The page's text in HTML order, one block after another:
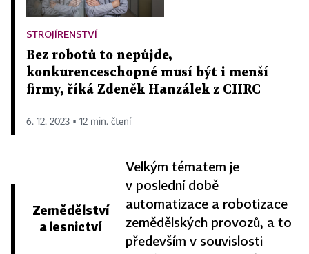
STROJÍRENSTVÍ
Bez robotů to nepůjde,
konkurenceschopné musí být i menší
firmy, říká Zdeněk Hanzálek z CIIRC
6. 12. 2023 ▪ 12 min. čtení
Zemědělství
a lesnictví
Velkým tématem je
v poslední době
automatizace a robotizace
zemědělských provozů, a to
především v souvislosti